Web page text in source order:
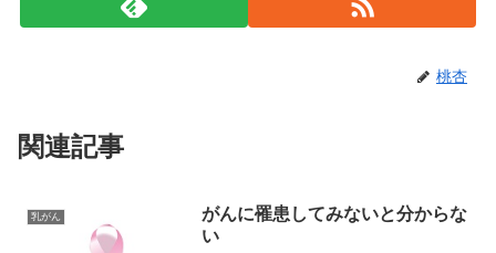
桃杏
関連記事
乳がん
がんに罹患してみないと分からな
い